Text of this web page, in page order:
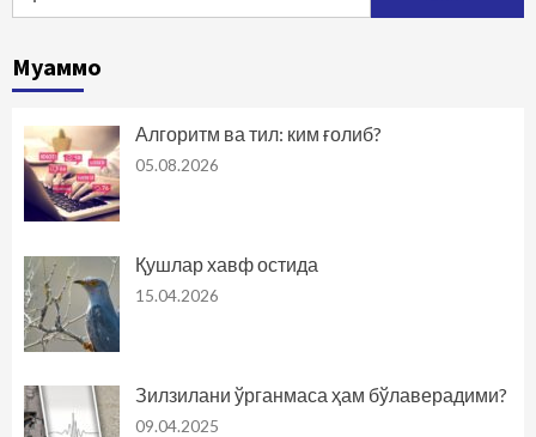
Муаммо
Алгоритм ва тил: ким ғолиб?
05.08.2026
Қушлар хавф остида
15.04.2026
Зилзилани ўрганмаса ҳам бўлаверадими?
09.04.2025